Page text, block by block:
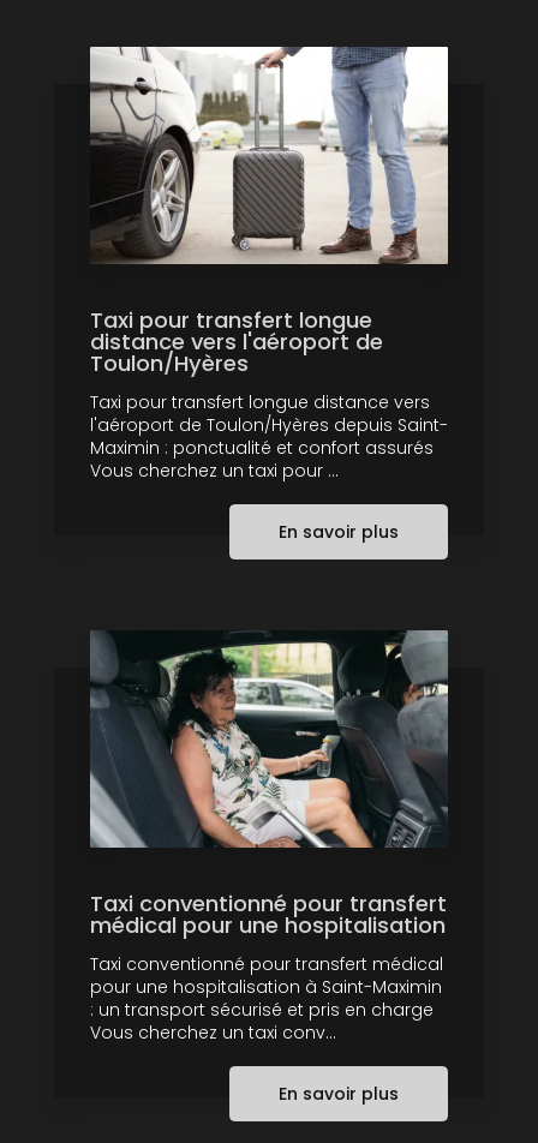
Taxi pour transfert longue
distance vers l'aéroport de
Toulon/Hyères
Taxi pour transfert longue distance vers
l'aéroport de Toulon/Hyères depuis Saint-
Maximin : ponctualité et confort assurés
Vous cherchez un taxi pour ...
En savoir plus
Taxi conventionné pour transfert
médical pour une hospitalisation
Taxi conventionné pour transfert médical
pour une hospitalisation à Saint-Maximin
: un transport sécurisé et pris en charge
Vous cherchez un taxi conv...
En savoir plus